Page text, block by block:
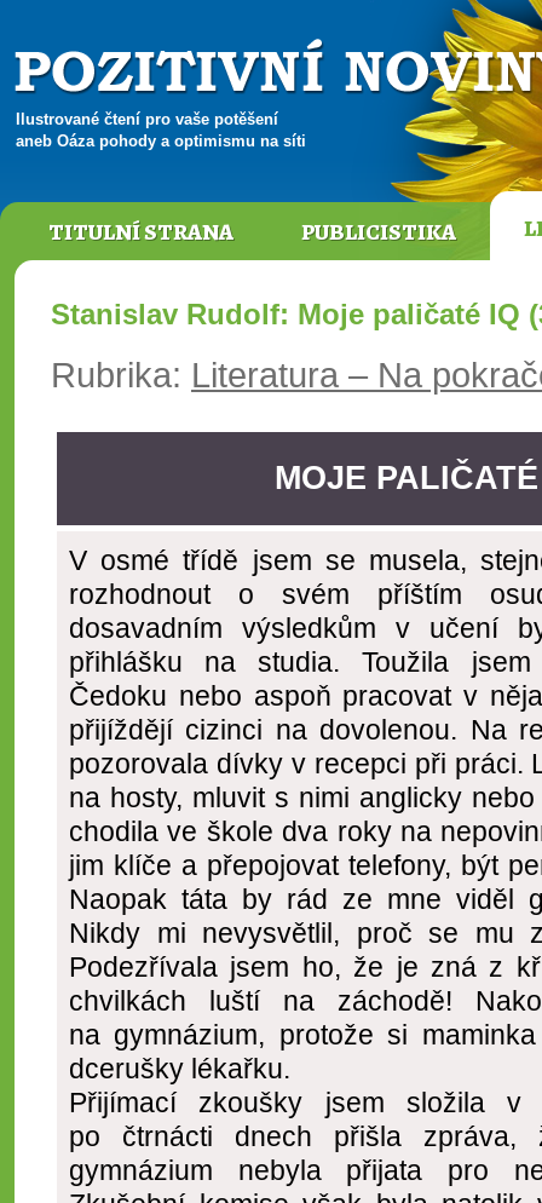
Ilustrované čtení pro vaše potěšení
aneb Oáza pohody a optimismu na síti
TITULNÍ STRANA PUBLICISTIKA
Stanislav Rudolf: Moje paličaté IQ
Rubrika: Literatura – Na
MOJE
V osmé třídě jsem se musela,
rozhodnout o svém příštím
dosavadním výsledkům v učení
přihlášku na studia. Toužila
Čedoku nebo aspoň pracovat v
přijíždějí cizinci na dovolenou. Na
pozorovala dívky v recepci při práci.
na hosty, mluvit s nimi anglicky
chodila ve škole dva roky na
jim klíče a přepojovat telefony, být
Naopak táta by rád ze mne viděl
Nikdy mi nevysvětlil, proč se mu
Podezřívala jsem ho, že je zná z
chvilkách luští na záchodě!
na gymnázium, protože si
dcerušky lékařku.
Přijímací zkoušky jsem složila
po čtrnácti dnech přišla zpráva,
gymnázium nebyla přijata pro